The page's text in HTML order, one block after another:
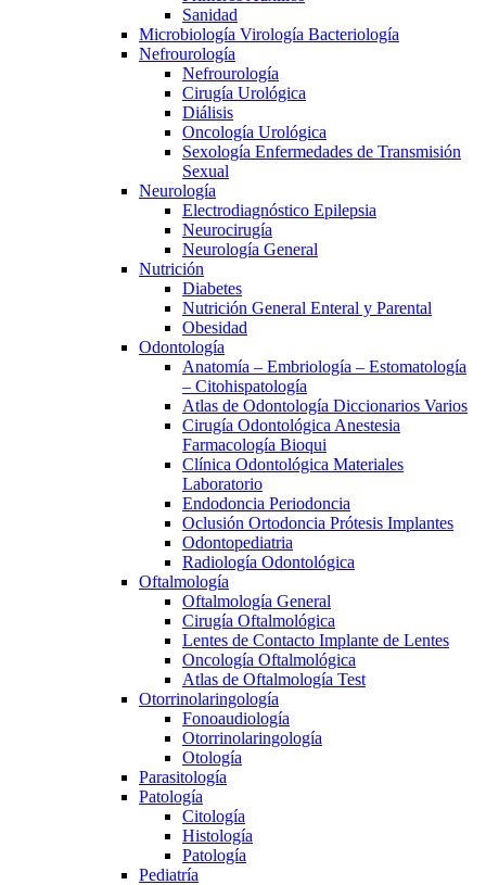
Sanidad
Microbiología Virología Bacteriología
Nefrourología
Nefrourología
Cirugía Urológica
Diálisis
Oncología Urológica
Sexología Enfermedades de Transmisión
Sexual
Neurología
Electrodiagnóstico Epilepsia
Neurocirugía
Neurología General
Nutrición
Diabetes
Nutrición General Enteral y Parental
Obesidad
Odontología
Anatomía – Embriología – Estomatología
– Citohispatología
Atlas de Odontología Diccionarios Varios
Cirugía Odontológica Anestesia
Farmacología Bioqui
Clínica Odontológica Materiales
Laboratorio
Endodoncia Periodoncia
Oclusión Ortodoncia Prótesis Implantes
Odontopediatria
Radiología Odontológica
Oftalmología
Oftalmología General
Cirugía Oftalmológica
Lentes de Contacto Implante de Lentes
Oncología Oftalmológica
Atlas de Oftalmología Test
Otorrinolaringología
Fonoaudiología
Otorrinolaringología
Otología
Parasitología
Patología
Citología
Histología
Patología
Pediatría